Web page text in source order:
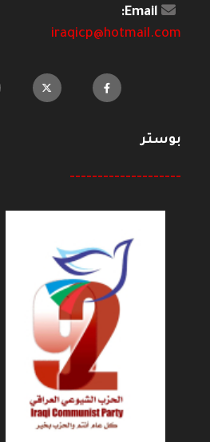
Email:
iraqicp@hotmail.com
بوستر
--------------------